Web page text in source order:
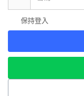
保持登入